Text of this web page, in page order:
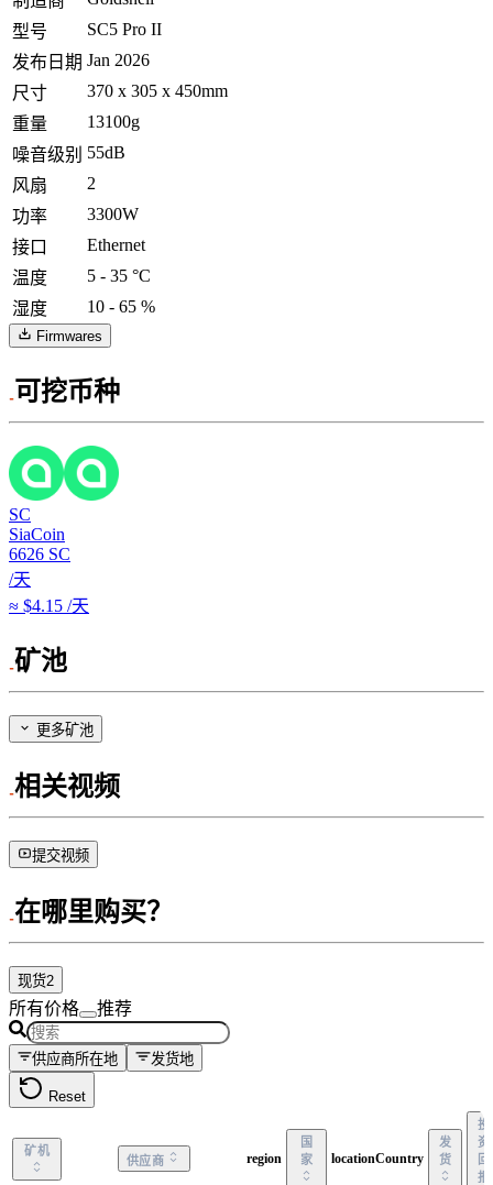
型号
SC5 Pro II
发布日期 Jan 2026
尺寸
370 x 305 x 450mm
重量
13100g
噪音级别 55dB
风扇
2
功率
3300W
接口
Ethernet
温度
5 - 35 °C
湿度
10 - 65 %
Firmwares
可挖币种
SC
SiaCoin
6626 SC
/天
≈ $4.15 /天
矿池
更多矿池
相关视频
提交视频
在哪里购买？
现货2
所有价格 推荐
供应商所在地 发货地
Reset
矿机
供应商 region
国
家
locationCountry
发
货
投
资
回
报